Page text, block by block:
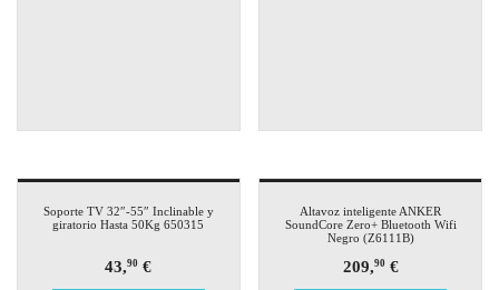
Soporte TV 32″-55″ Inclinable y
giratorio Hasta 50Kg 650315
43,90 €
Altavoz inteligente ANKER
SoundCore Zero+ Bluetooth Wifi
Negro (Z6111B)
209,90€